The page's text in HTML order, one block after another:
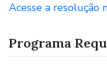
Acesse a resolução
Programa